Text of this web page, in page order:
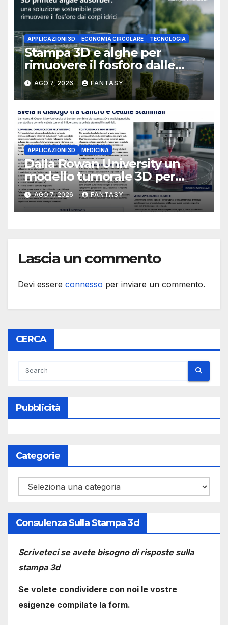
APPLICAZIONI 3D ECONOMIA CIRCOLARE TECNOLOGIA
Stampa 3D e alghe per
rimuovere il fosforo dalle
acque il progetto della
Florida Atlantic University
AGO 7, 2026 FANTASY
APPLICAZIONI 3D MEDICINA
Dalla Rowan University un
modello tumorale 3D per
studiare il dialogo tra cancro
e cellule staminali
AGO 7, 2026 FANTASY
Lascia un commento
Devi essere connesso per inviare un commento.
CERCA
Pubblicità
Categorie
Categorie
Consulenza Sulla Stampa 3d
Scriveteci se avete bisogno di risposte sulla
stampa 3d
Se volete condividere con noi le vostre
esigenze compilate la form.